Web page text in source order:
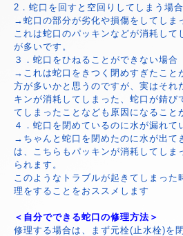
2．蛇口を回すと空回りしてしまう場合
→蛇口の部分が劣化や損傷をしてしま
これは蛇口のパッキンなどが消耗して
が多いです。
３．蛇口をひねることができない場合
→これは蛇口をきつく閉めすぎたこと
方が多いかと思うのですが、実はそれ
キンが消耗してしまった、蛇口が錆び
てしまったことなども原因になること
４．蛇口を閉めているのに水が漏れて
→ちゃんと蛇口を閉めたのに水が出て
は、こちらもパッキンが消耗してしま
られます。
このようなトラブルが起きてしまった
理をすることをおススメします
＜自分でできる蛇口の修理方法＞
修理する場合は、まず元栓(止水栓)を